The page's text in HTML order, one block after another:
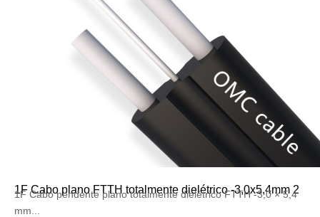
1F Cabo plano FTTH totalmente dielétrico -3,0x5,4mm 2
1F Cabo pendente plano totalmente dielétrico FTTH -3,0 × 5,4
mm...